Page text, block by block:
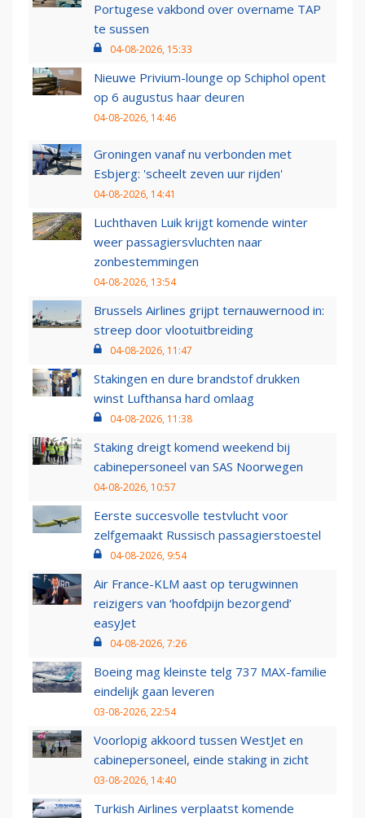
Portugese vakbond over overname TAP
te sussen
04-08-2026, 15:33
Nieuwe Privium-lounge op Schiphol opent
op 6 augustus haar deuren
04-08-2026, 14:46
Groningen vanaf nu verbonden met
Esbjerg: 'scheelt zeven uur rijden'
04-08-2026, 14:41
Luchthaven Luik krijgt komende winter
weer passagiersvluchten naar
zonbestemmingen
04-08-2026, 13:54
Brussels Airlines grijpt ternauwernood in:
streep door vlootuitbreiding
04-08-2026, 11:47
Stakingen en dure brandstof drukken
winst Lufthansa hard omlaag
04-08-2026, 11:38
Staking dreigt komend weekend bij
cabinepersoneel van SAS Noorwegen
04-08-2026, 10:57
Eerste succesvolle testvlucht voor
zelfgemaakt Russisch passagierstoestel
04-08-2026, 9:54
Air France-KLM aast op terugwinnen
reizigers van ‘hoofdpijn bezorgend’
easyJet
04-08-2026, 7:26
Boeing mag kleinste telg 737 MAX-familie
eindelijk gaan leveren
03-08-2026, 22:54
Voorlopig akkoord tussen WestJet en
cabinepersoneel, einde staking in zicht
03-08-2026, 14:40
Turkish Airlines verplaatst komende